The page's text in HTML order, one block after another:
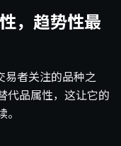
，趋势性最
者关注的品种之
代品属性，这让它的